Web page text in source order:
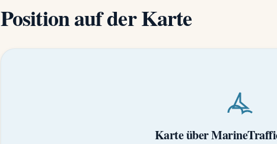
Position auf der Karte
Karte über